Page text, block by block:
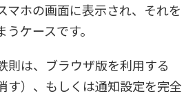
マホの画面に表示され、それを
ケースです。
則は、ブラウザ版を利用する
す）、もしくは通知設定を完全